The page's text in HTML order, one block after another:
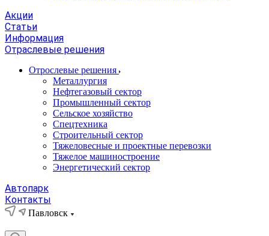
Акции
Статьи
Информация
Отраслевые решения
Отрослевые решения
Металлургия
Нефтегазовый сектор
Промышленный сектор
Сельское хозяйство
Спецтехника
Строительный сектор
Тяжеловесные и проектные перевозки
Тяжелое машиностроение
Энергетический сектор
Автопарк
Контакты
Павловск